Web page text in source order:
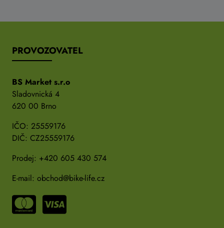
PROVOZOVATEL
BS Market s.r.o
Sladovnická 4
620 00 Brno
IČO: 25559176
DIČ: CZ25559176
Prodej: +420 605 430 574
E-mail: obchod@bike-life.cz